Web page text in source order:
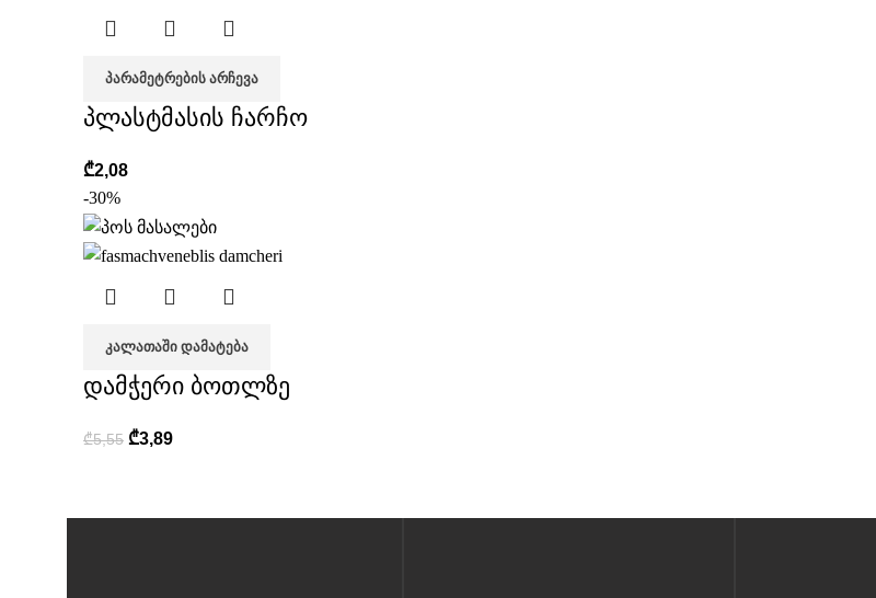
ᲞᲐᲠᲐᲛᲔᲢᲠᲔᲑᲘᲡ ᲐᲠᲩᲔᲕᲐ
პლასტმასის ჩარჩო
₾2,08
-30%
ᲙᲐᲚᲐᲗᲐᲨᲘ ᲓᲐᲛᲐᲢᲔᲑᲐ
დამჭერი ბოთლზე
₾5,55 ₾3,89